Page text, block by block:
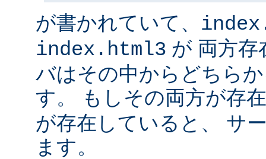
が書かれていて、
index.html3 が 両方存
バはその中からどちら
す。 もしその両方が存
が存在していると、 サ
ます。